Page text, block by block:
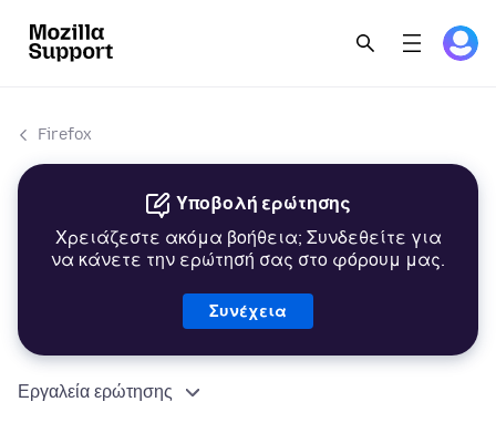
Firefox
Υποβολή ερώτησης
Χρειάζεστε ακόμα βοήθεια; Συνδεθείτε για
να κάνετε την ερώτησή σας στο φόρουμ μας.
Συνέχεια
Εργαλεία ερώτησης